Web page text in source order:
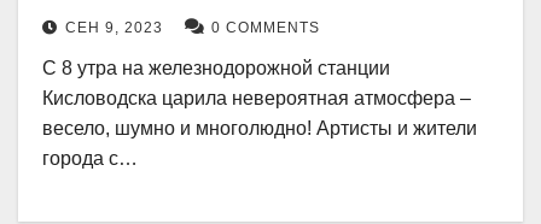
СЕН 9, 2023 0 COMMENTS
С 8 утра на железнодорожной станции
Кисловодска царила невероятная атмосфера –
весело, шумно и многолюдно! Артисты и жители
города с…